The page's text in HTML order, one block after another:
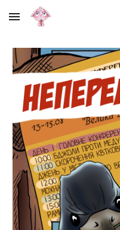
Skip to main content